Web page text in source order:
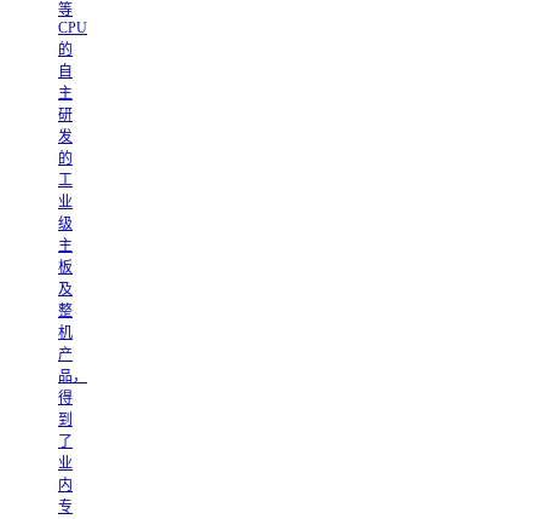
等
CPU
的
自
主
研
发
的
工
业
级
主
板
及
整
机
产
品，
得
到
了
业
内
专